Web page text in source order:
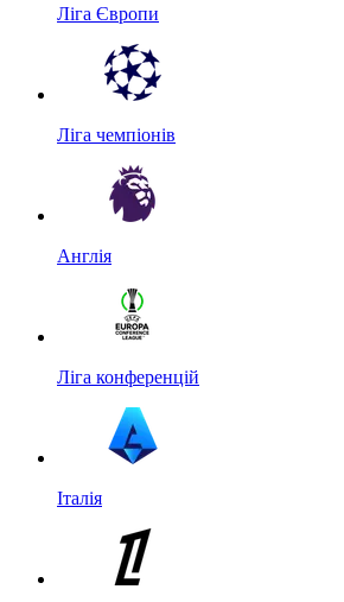
Ліга Європи
Ліга чемпіонів
Англія
Ліга конференцій
Італія